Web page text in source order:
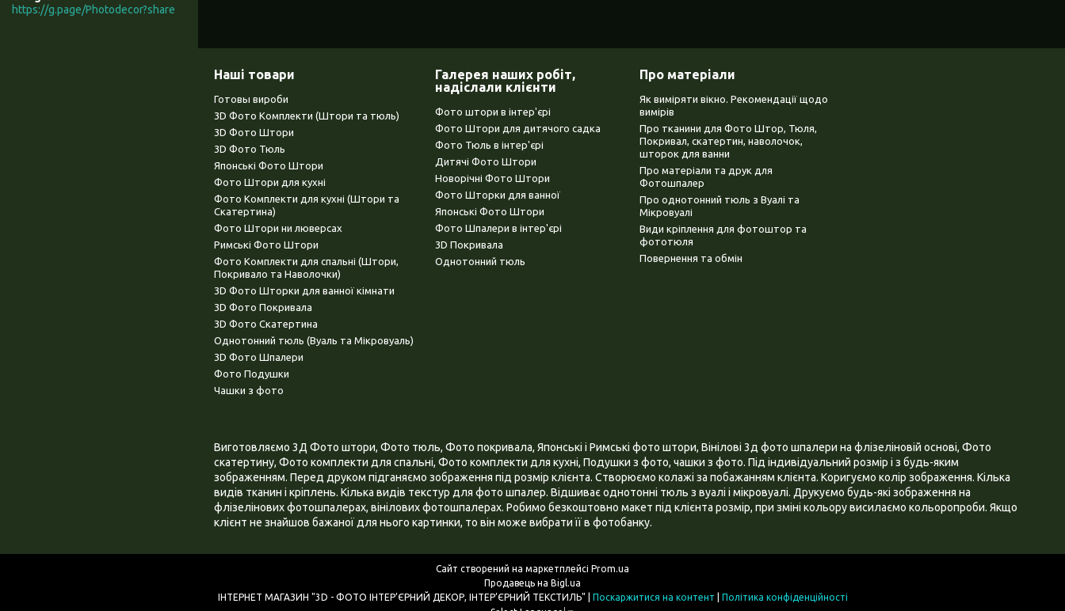
https://g.page/Photodecor?share
Наші товари
Готовы вироби
3D Фото Комплекти (Штори та тюль)
3D Фото Штори
3D Фото Тюль
Японські Фото Штори
Фото Штори для кухні
Фото Комплекти для кухні (Штори та
Скатертина)
Фото Штори ни люверсах
Римські Фото Штори
Фото Комплекти для спальні (Штори,
Покривало та Наволочки)
3D Фото Шторки для ванної кімнати
3D Фото Покривала
3D Фото Скатертина
Однотонний тюль (Вуаль та Мікровуаль)
3D Фото Шпалери
Фото Подушки
Чашки з фото
Галерея наших робіт,
надіслали клієнти
Фото штори в інтер'єрі
Фото Штори для дитячого садка
Фото Тюль в інтер'єрі
Дитячі Фото Штори
Новорічні Фото Штори
Фото Шторки для ванної
Японські Фото Штори
Фото Шпалери в інтер'єрі
3D Покривала
Однотонний тюль
Про матеріали
Як виміряти вікно. Рекомендації щодо
вимірів
Про тканини для Фото Штор, Тюля,
Покривал, скатертин, наволочок,
шторок для ванни
Про матеріали та друк для
Фотошпалер
Про однотонний тюль з Вуалі та
Мікровуалі
Види кріплення для фотоштор та
фототюля
Повернення та обмін
Виготовляємо 3Д Фото штори, Фото тюль, Фото покривала, Японські і Римські фото штори, Вінілові 3д фото шпалери на флізеліновій основі, Фото
скатертину, Фото комплекти для спальні, Фото комплекти для кухні, Подушки з фото, чашки з фото. Під індивідуальний розмір і з будь-яким
зображенням. Перед друком підганяємо зображення під розмір клієнта. Створюємо колажі за побажанням клієнта. Коригуємо колір зображення. Кілька
видів тканин і кріплень. Кілька видів текстур для фото шпалер. Відшиває однотонні тюль з вуалі і мікровуалі. Друкуємо будь-які зображення на
флізелінових фотошпалерах, вінілових фотошпалерах. Робимо безкоштовно макет під клієнта розмір, при зміні кольору висилаємо кольоропроби. Якщо
клієнт не знайшов бажаної для нього картинки, то він може вибрати її в фотобанку.
Сайт створений на маркетплейсі Prom.ua
Продавець на Bigl.ua
Поскаржитися на контент
Політика конфіденційності